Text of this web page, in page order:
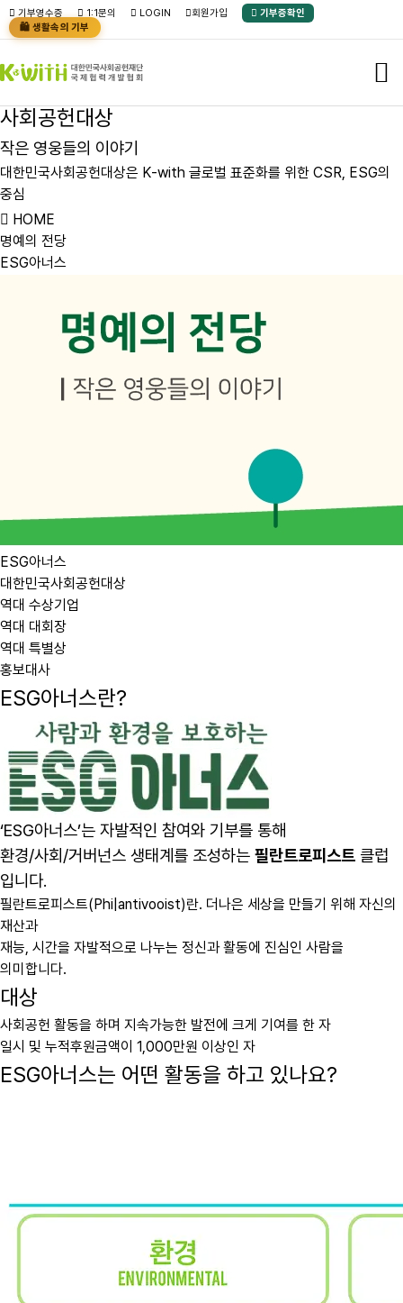
본문바로가기
기부영수증 1:1문의 LOGIN 회원가입
기부증확인
🛍️ 생활속의 기부
사회 공헌대상
작은 영웅들의 이야기
대한민국사회공헌대상은 K-with 글로벌 표준화를 위한 CSR, ESG의
중심
HOME
명예의 전당
ESG아너스
ESG아너스
대한민국사회공헌대상
역대 수상기업
역대 대회장
역대 특별상
홍보대사
ESG아너스란?
‘ESG아너스’는 자발적인 참여와 기부를 통해
환경/사회/거버넌스 생태계를 조성하는 필란트로피스트 클럽
입니다.
필란트로피스트(Phi|antⅳooist)란. 더나은 세상을 만들기 위해 자신의
재산과
재능, 시간을 자발적으로 나누는 정신과 활동에 진심인 사람을
의미합니다.
대상
사회공헌 활동을 하며 지속가능한 발전에 크게 기여를 한 자
일시 및 누적후원금액이 1,000만원 이상인 자
ESG아너스는 어떤 활동을 하고 있나요?